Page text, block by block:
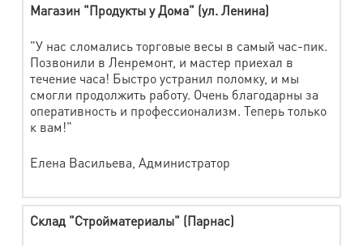
Магазин "Продукты у Дома" (ул. Ленина)
"У нас сломались торговые весы в самый час-пик.
Позвонили в Ленремонт, и мастер приехал в
течение часа! Быстро устранил поломку, и мы
смогли продолжить работу. Очень благодарны за
оперативность и профессионализм. Теперь только
к вам!"
Елена Васильева, Администратор
Склад "Стройматериалы" (Парнас)